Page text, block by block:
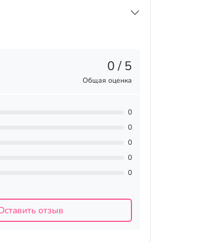
0 / 5
Общая оценка
0
0
0
0
0
отзыв